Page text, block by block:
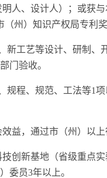
人、设计人）；或获
州）知识产权局专利奖
新工艺等设计、研制、
门验收。
规程、规范、工法等1
益，通过市（州）以上
创新基地（省级重点实
委员3年以上。